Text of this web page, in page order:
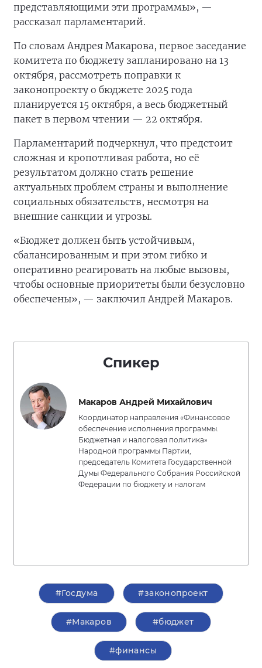
представляющими эти программы», —
рассказал парламентарий.
По словам Андрея Макарова, первое заседание
комитета по бюджету запланировано на 13
октября, рассмотреть поправки к
законопроекту о бюджете 2025 года
планируется 15 октября, а весь бюджетный
пакет в первом чтении — 22 октября.
Парламентарий подчеркнул, что предстоит
сложная и кропотливая работа, но её
результатом должно стать решение
актуальных проблем страны и выполнение
социальных обязательств, несмотря на
внешние санкции и угрозы.
«Бюджет должен быть устойчивым,
сбалансированным и при этом гибко и
оперативно реагировать на любые вызовы,
чтобы основные приоритеты были безусловно
обеспечены», — заключил Андрей Макаров.
Спикер
Макаров Андрей Михайлович
Координатор направления «Финансовое
обеспечение исполнения программы.
Бюджетная и налоговая политика»
Народной программы Партии,
председатель Комитета Государственной
Думы Федерального Собрания Российской
Федерации по бюджету и налогам
#Госдума #законопроект
#Макаров #бюджет
#финансы